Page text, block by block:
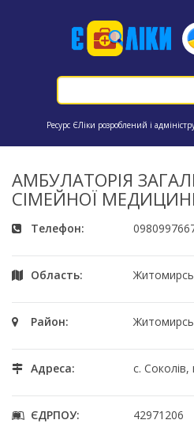
Ресурс ЄЛіки розроблений і
АМБУЛАТОРІЯ
СІМЕЙНОЇ
Телефон:
Область:
Район:
Адреса: с.
ЄДРПОУ: 42971206